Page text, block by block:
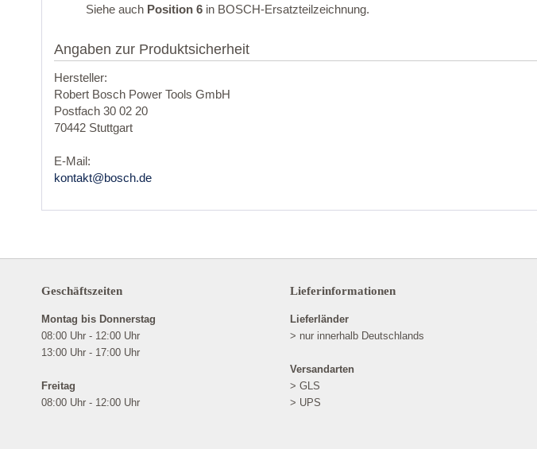
Siehe auch Position 6 in BOSCH-Ersatzteilzeichnung.
Angaben zur Produktsicherheit
Hersteller:
Robert Bosch Power Tools GmbH
Postfach 30 02 20
70442 Stuttgart
E-Mail:
kontakt@bosch.de
Geschäftszeiten
Montag bis Donnerstag
08:00 Uhr - 12:00 Uhr
13:00 Uhr - 17:00 Uhr
Freitag
08:00 Uhr - 12:00 Uhr
Lieferinformationen
Lieferländer
> nur innerhalb Deutschlands
Versandarten
> GLS
> UPS